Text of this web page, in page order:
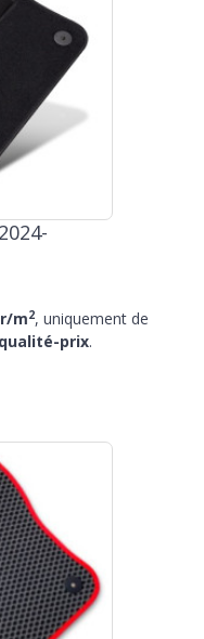
m2, uniquement de
prix.